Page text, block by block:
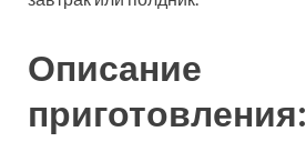
Описание
приготовления: